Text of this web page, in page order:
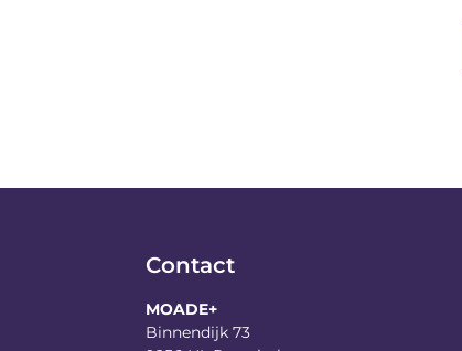
Contact
MOADE+
Binnendijk 73